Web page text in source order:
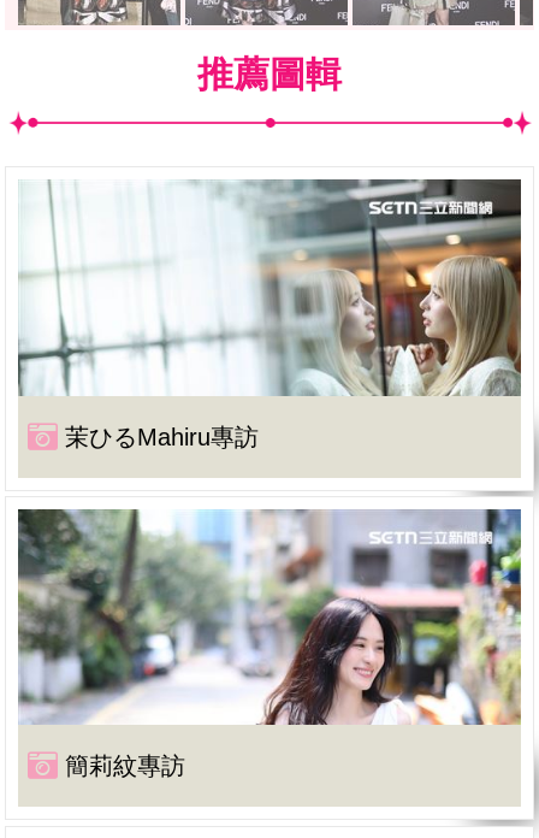
推薦圖輯
茉ひるMahiru專訪
簡莉紋專訪